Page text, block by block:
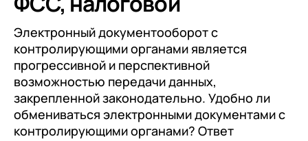
Электронный документооборот с
контролирующими органами является
прогрессивной и перспективной
возможностью передачи данных,
закрепленной законодательно. Удобно ли
обмениваться электронными документами с
контролирующими органами? Ответ